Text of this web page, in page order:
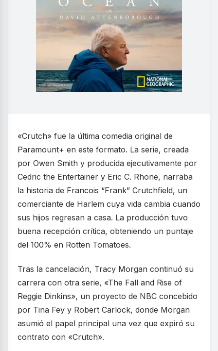
«Crutch» fue la última comedia original de
Paramount+ en este formato. La serie, creada
por Owen Smith y producida ejecutivamente por
Cedric the Entertainer y Eric C. Rhone, narraba
la historia de Francois “Frank” Crutchfield, un
comerciante de Harlem cuya vida cambia cuando
sus hijos regresan a casa. La producción tuvo
buena recepción crítica, obteniendo un puntaje
del 100% en Rotten Tomatoes.
Tras la cancelación, Tracy Morgan continuó su
carrera con otra serie, «The Fall and Rise of
Reggie Dinkins», un proyecto de NBC concebido
por Tina Fey y Robert Carlock, donde Morgan
asumió el papel principal una vez que expiró su
contrato con «Crutch».